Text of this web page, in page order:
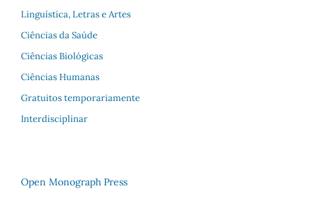
Linguística, Letras e Artes
Ciências da Saúde
Ciências Biológicas
Ciências Humanas
Gratuitos temporariamente
Interdisciplinar
Open Monograph Press